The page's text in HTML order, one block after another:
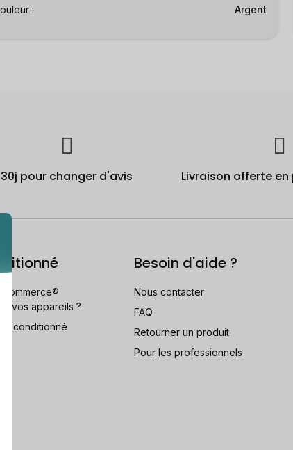
: Argent
30j pour changer d'avis Livraison offerte
vos appareils ?
reconditionné
Besoin d'aide ?
Nous contacter
FAQ
Retourner un produit
Pour les professionnels